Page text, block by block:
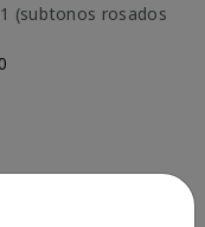
(subtonos rosados